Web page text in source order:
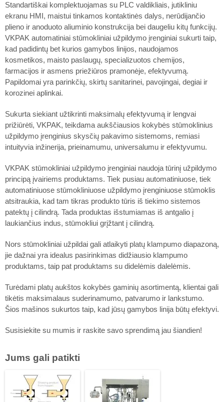
Standartiškai komplektuojamas su PLC valdikliais, jutikliniu
ekranu HMI, maistui tinkamos kontaktinės dalys, nerūdijančio
plieno ir anoduoto aliuminio konstrukcija bei daugeliu kitų funkcijų.
VKPAK automatiniai stūmokliniai užpildymo įrenginiai sukurti taip,
kad padidintų bet kurios gamybos linijos, naudojamos
kosmetikos, maisto paslaugų, specializuotos chemijos,
farmacijos ir asmens priežiūros pramonėje, efektyvumą.
Papildomai yra parinkčių, skirtų sanitarinei, pavojingai, degiai ir
korozinei aplinkai.
Sukurta siekiant užtikrinti maksimalų efektyvumą ir lengvai
prižiūrėti, VKPAK, teikdama aukščiausios kokybės stūmoklinius
užpildymo įrenginius skysčių pakavimo sistemoms, remiasi
intuityvia inžinerija, prieinamumu, universalumu ir efektyvumu.
VKPAK stūmokliniai užpildymo įrenginiai naudoja tūrinį užpildymo
principą įvairiems produktams. Tiek pusiau automatiniuose, tiek
automatiniuose stūmokliniuose užpildymo įrenginiuose stūmoklis
atsitraukia, kad tam tikras produkto tūris iš tiekimo sistemos
patektų į cilindrą. Tada produktas išstumiamas iš antgalio į
laukiančius indus, stūmokliui grįžtant į cilindrą.
Nors stūmokliniai užpildai gali atlaikyti platų klampumo diapazoną,
jie dažnai yra idealus pasirinkimas didžiausio klampumo
produktams, taip pat produktams su didelėmis dalelėmis.
Turėdami platų aukštos kokybės gaminių asortimentą, klientai gali
tikėtis maksimalaus suderinamumo, patvarumo ir lankstumo.
Šios mašinos sukurtos taip, kad jūsų gamybos linija būtų efektyvi.
Susisiekite su mumis ir raskite savo sprendimą jau šiandien!
Jums gali patikti